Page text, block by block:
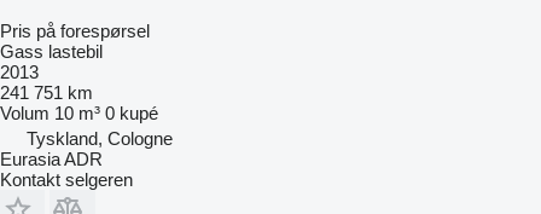
Pris på forespørsel
Gass lastebil
2013
241 751 km
Volum 10 m³ 0 kupé
Tyskland, Cologne
Eurasia ADR
Kontakt selgeren